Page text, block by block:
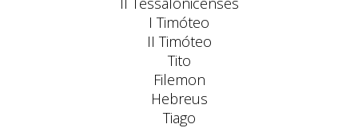
I Timóteo
II Timóteo
Tito
Filemon
Hebreus
Tiago